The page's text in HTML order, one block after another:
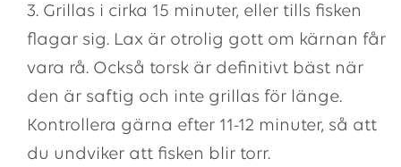
3. Grillas i cirka 15 minuter, eller tills fisken
flagar sig. Lax är otrolig gott om kärnan får
vara rå. Också torsk är definitivt bäst när
den är saftig och inte grillas för länge.
Kontrollera gärna efter 11-12 minuter, så att
du undviker att fisken blir torr.